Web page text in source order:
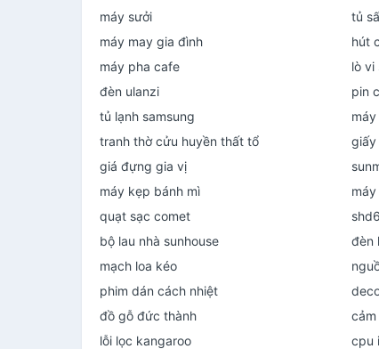
máy sưởi
tủ
máy may gia đình
hút
máy pha cafe
lò vi
đèn ulanzi
pin
tủ lạnh samsung
tranh thờ cửu huyền thất tổ
giấy
giá đựng gia vị
máy kẹp bánh mì
máy
quạt sạc comet
bộ lau nhà sunhouse
đèn
mạch loa kéo
phim dán cách nhiệt
đồ gỗ đức thành
cảm
lỗi lọc kangaroo
cpu